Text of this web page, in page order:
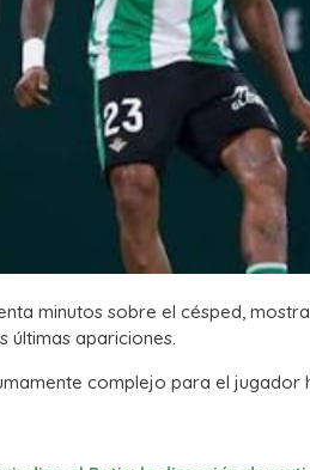
minutos sobre el césped,
últimas apariciones.
complejo para el